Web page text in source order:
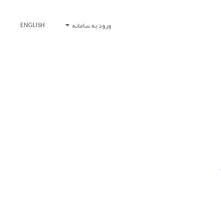
ورود به سامانه ENGLISH